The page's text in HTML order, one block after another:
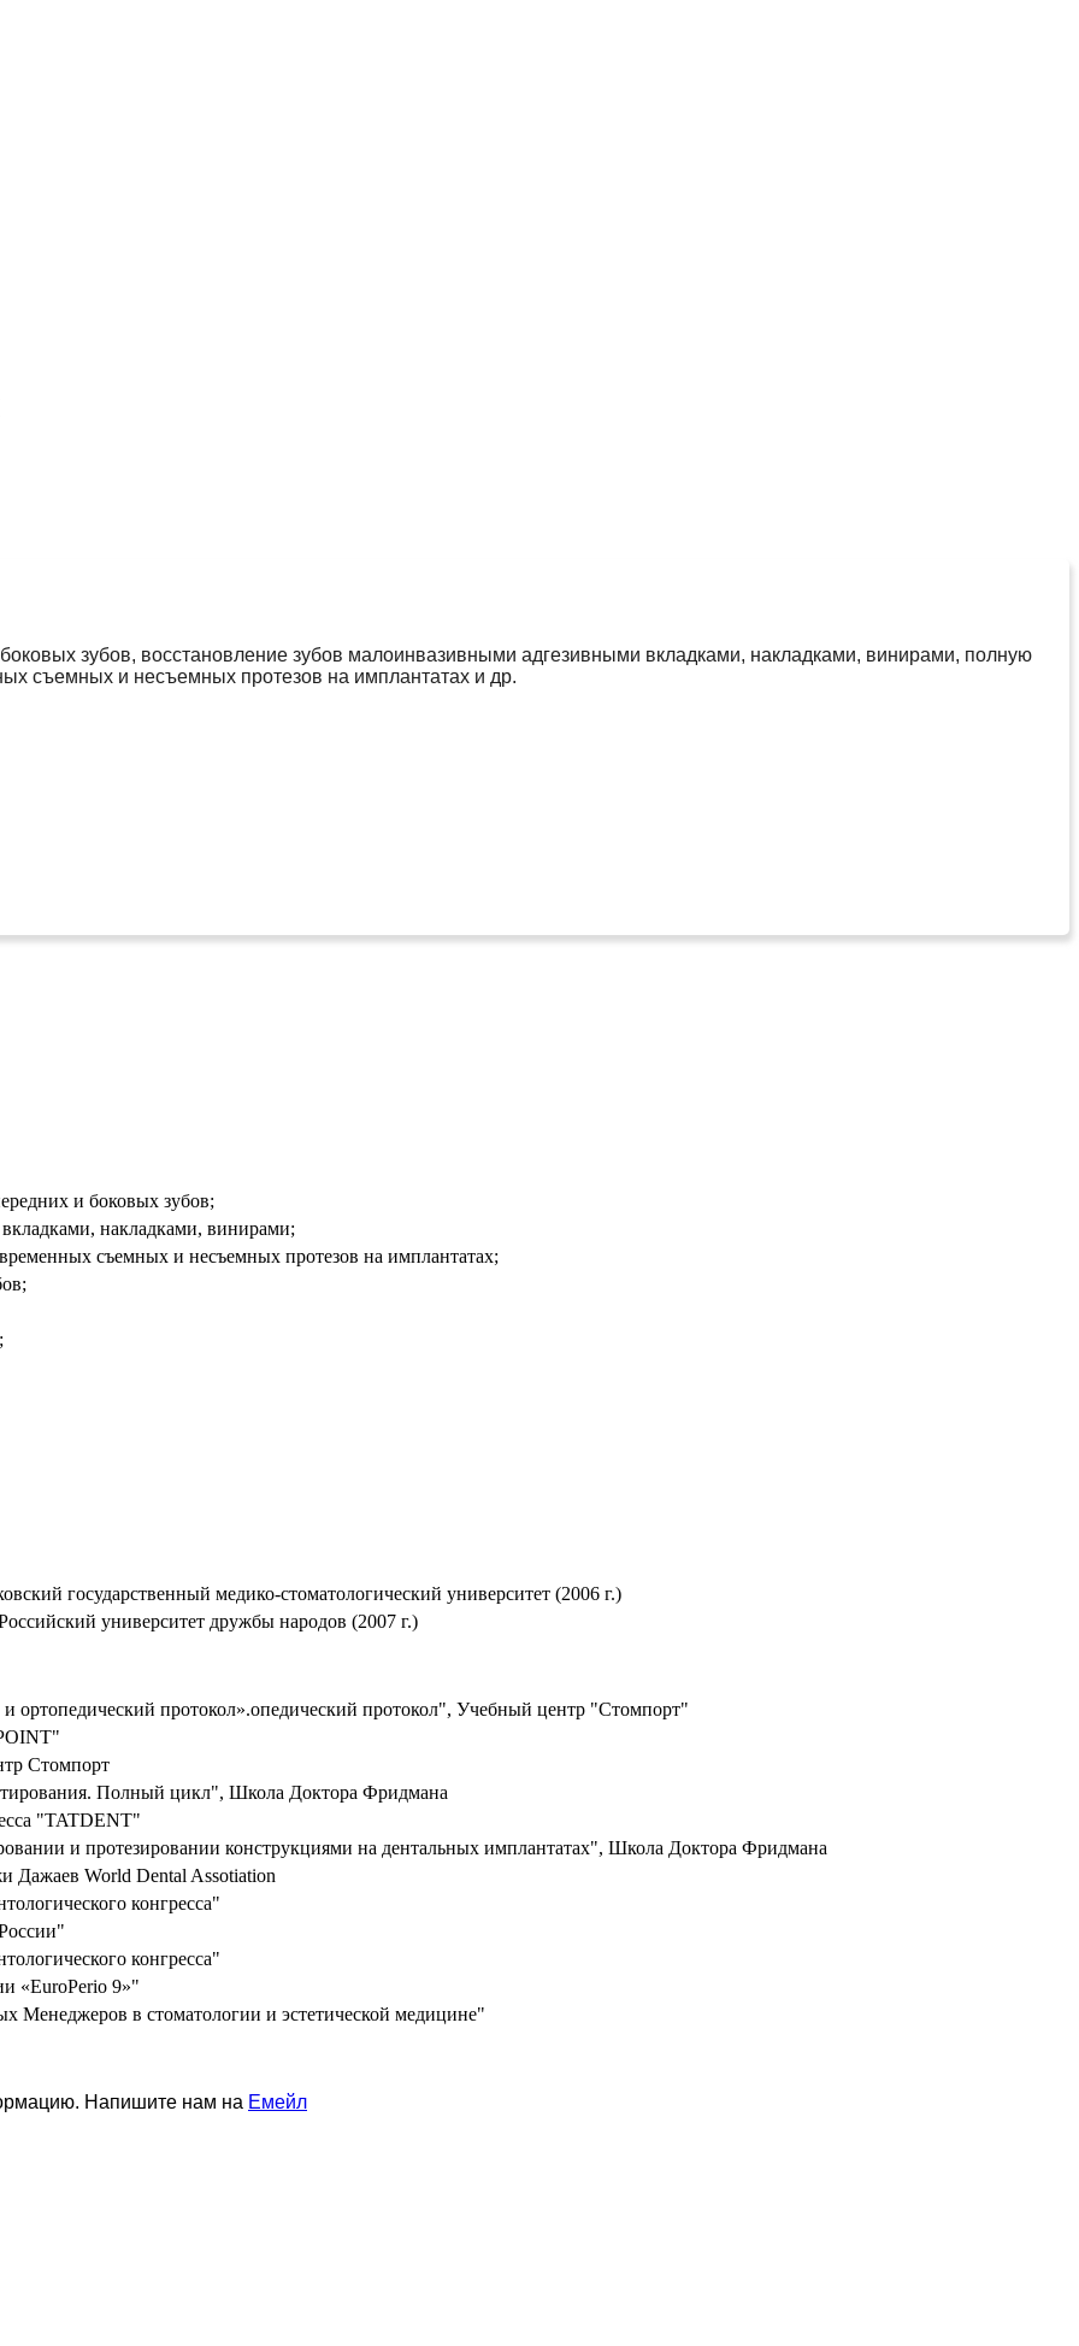
зубов, восстановление зубов малоинвазивными адгезивными вкладками, накладками, винирами, полную
съемных и несъемных протезов на имплантатах и др.
и боковых зубов;
накладками, винирами;
съемных и несъемных протезов на имплантатах;
государственный медико-стоматологический университет (2006 г.)
университет дружбы народов (2007 г.)
ортопедический протокол».опедический протокол", Учебный центр "Стомпорт"
Стомпорт
Полный цикл", Школа Доктора Фридмана
"TATDENT"
и протезировании конструкциями на дентальных имплантатах", Школа Доктора Фридмана
Дажаев World Dental Assotiation
конгресса"
конгресса"
«EuroPerio 9»"
в стоматологии и эстетической медицине"
Напишите нам на Емейл